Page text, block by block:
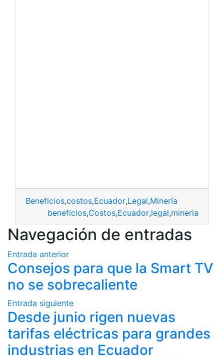
Beneficios,costos,Ecuador,Legal,Minería
beneficios,Costos,Ecuador,legal,mineria
Navegación de entradas
Entrada anterior
Consejos para que la Smart TV
no se sobrecaliente
Entrada siguiente
Desde junio rigen nuevas
tarifas eléctricas para grandes
industrias en Ecuador